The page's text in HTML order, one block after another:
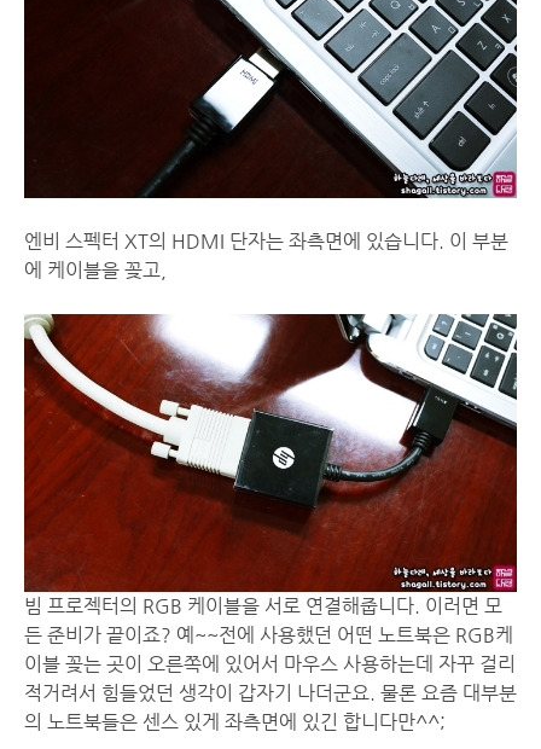
엔비 스펙터 XT의 HDMI 단자는 좌측면에 있습니다. 이 부분
에 케이블을 꽂고,
빔 프로젝터의 RGB 케이블을 서로 연결해줍니다. 이러면 모
든 준비가 끝이죠? 예~~전에 사용했던 어떤 노트북은 RGB케
이블 꽂는 곳이 오른쪽에 있어서 마우스 사용하는데 자꾸 걸리
적거려서 힘들었던 생각이 갑자기 나더군요. 물론 요즘 대부분
의 노트북들은 센스 있게 좌측면에 있긴 합니다만^^;